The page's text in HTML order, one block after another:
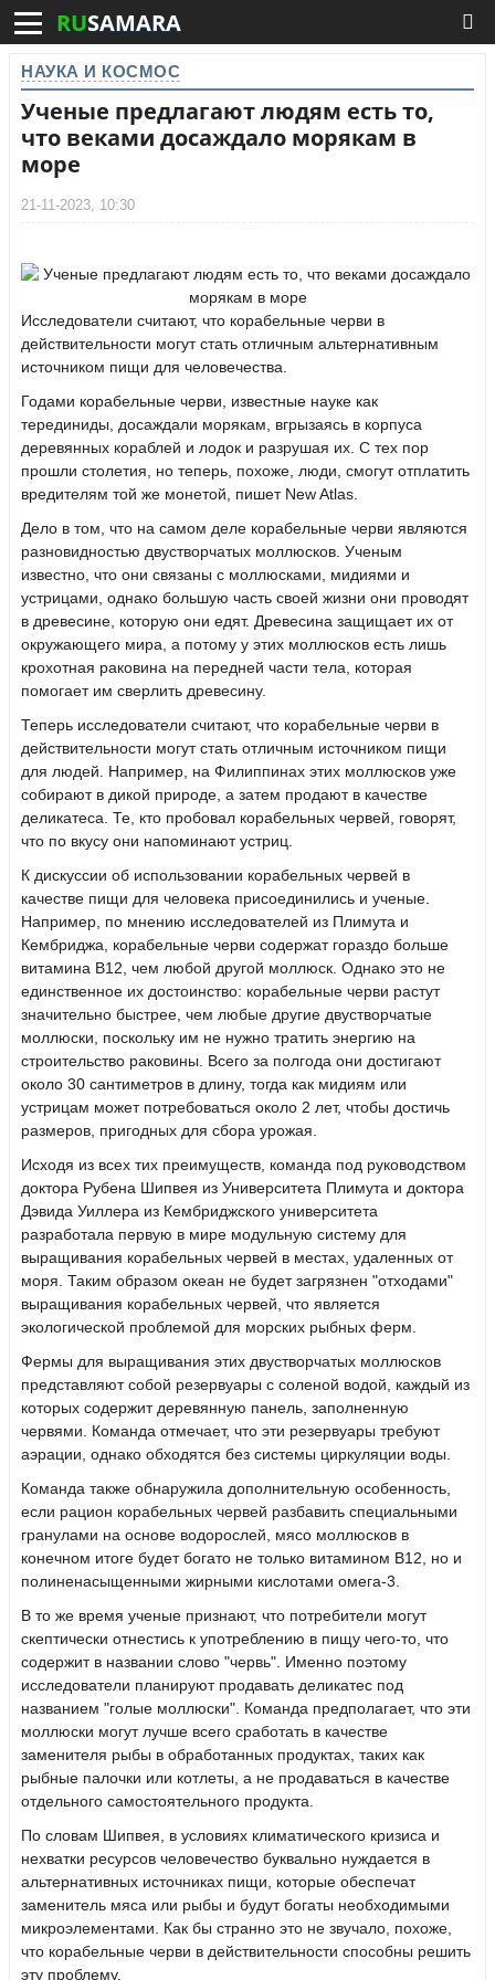
RUSAMARA
НАУКА И КОСМОС
Ученые предлагают людям есть то,
что веками досаждало морякам в
море
21-11-2023, 10:30
Исследователи считают, что корабельные черви в
действительности могут стать отличным альтернативным
источником пищи для человечества.
Годами корабельные черви, известные науке как
терединиды, досаждали морякам, вгрызаясь в корпуса
деревянных кораблей и лодок и разрушая их. С тех пор
прошли столетия, но теперь, похоже, люди, смогут отплатить
вредителям той же монетой, пишет New Atlas.
Дело в том, что на самом деле корабельные черви являются
разновидностью двустворчатых моллюсков. Ученым
известно, что они связаны с моллюсками, мидиями и
устрицами, однако большую часть своей жизни они проводят
в древесине, которую они едят. Древесина защищает их от
окружающего мира, а потому у этих моллюсков есть лишь
крохотная раковина на передней части тела, которая
помогает им сверлить древесину.
Теперь исследователи считают, что корабельные черви в
действительности могут стать отличным источником пищи
для людей. Например, на Филиппинах этих моллюсков уже
собирают в дикой природе, а затем продают в качестве
деликатеса. Те, кто пробовал корабельных червей, говорят,
что по вкусу они напоминают устриц.
К дискуссии об использовании корабельных червей в
качестве пищи для человека присоединились и ученые.
Например, по мнению исследователей из Плимута и
Кембриджа, корабельные черви содержат гораздо больше
витамина В12, чем любой другой моллюск. Однако это не
единственное их достоинство: корабельные черви растут
значительно быстрее, чем любые другие двустворчатые
моллюски, поскольку им не нужно тратить энергию на
строительство раковины. Всего за полгода они достигают
около 30 сантиметров в длину, тогда как мидиям или
устрицам может потребоваться около 2 лет, чтобы достичь
размеров, пригодных для сбора урожая.
Исходя из всех тих преимуществ, команда под руководством
доктора Рубена Шипвея из Университета Плимута и доктора
Дэвида Уиллера из Кембриджского университета
разработала первую в мире модульную систему для
выращивания корабельных червей в местах, удаленных от
моря. Таким образом океан не будет загрязнен "отходами"
выращивания корабельных червей, что является
экологической проблемой для морских рыбных ферм.
Фермы для выращивания этих двустворчатых моллюсков
представляют собой резервуары с соленой водой, каждый из
которых содержит деревянную панель, заполненную
червями. Команда отмечает, что эти резервуары требуют
аэрации, однако обходятся без системы циркуляции воды.
Команда также обнаружила дополнительную особенность,
если рацион корабельных червей разбавить специальными
гранулами на основе водорослей, мясо моллюсков в
конечном итоге будет богато не только витамином В12, но и
полиненасыщенными жирными кислотами омега-3.
В то же время ученые признают, что потребители могут
скептически отнестись к употреблению в пищу чего-то, что
содержит в названии слово "червь". Именно поэтому
исследователи планируют продавать деликатес под
названием "голые моллюски". Команда предполагает, что эти
моллюски могут лучше всего сработать в качестве
заменителя рыбы в обработанных продуктах, таких как
рыбные палочки или котлеты, а не продаваться в качестве
отдельного самостоятельного продукта.
По словам Шипвея, в условиях климатического кризиса и
нехватки ресурсов человечество буквально нуждается в
альтернативных источниках пищи, которые обеспечат
заменитель мяса или рыбы и будут богаты необходимыми
микроэлементами. Как бы странно это не звучало, похоже,
что корабельные черви в действительности способны решить
эту проблему.